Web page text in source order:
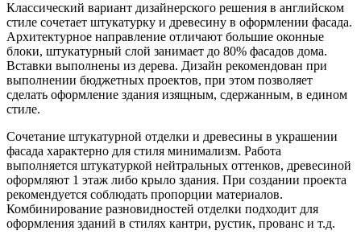
Классический вариант дизайнерского решения в английском
стиле сочетает штукатурку и древесину в оформлении фасада.
Архитектурное направление отличают большие оконные
блоки, штукатурный слой занимает до 80% фасадов дома.
Вставки выполнены из дерева. Дизайн рекомендован при
выполнении бюджетных проектов, при этом позволяет
сделать оформление здания изящным, сдержанным, в едином
стиле.
Сочетание штукатурной отделки и древесины в украшении
фасада характерно для стиля минимализм. Работа
выполняется штукатуркой нейтральных оттенков, древесиной
оформляют 1 этаж либо крыло здания. При создании проекта
рекомендуется соблюдать пропорции материалов.
Комбинирование разновидностей отделки подходит для
оформления зданий в стилях кантри, рустик, прованс и т.д.